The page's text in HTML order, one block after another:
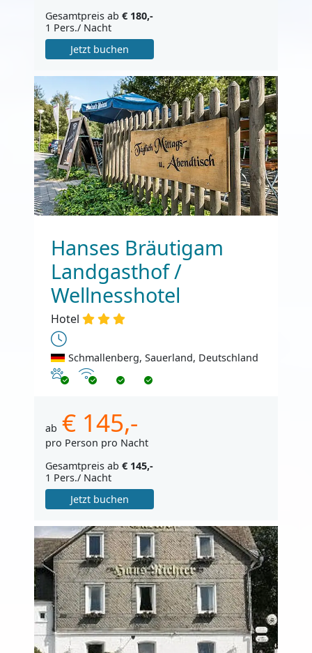
Gesamtpreis ab € 180,-
1 Pers./ Nacht
Jetzt buchen
Hanses Bräutigam
Landgasthof /
Wellnesshotel
Hotel
Schmallenberg, Sauerland, Deutschland
Haustiere erlaubt
Internet
ab € 145,-
pro Person pro Nacht
Gesamtpreis ab € 145,-
1 Pers./ Nacht
Jetzt buchen